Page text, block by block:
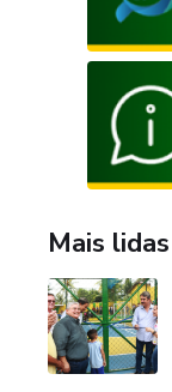
Mais lidas